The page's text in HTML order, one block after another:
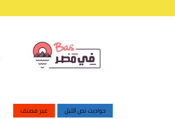
حواديت نص الليل غير مصنف